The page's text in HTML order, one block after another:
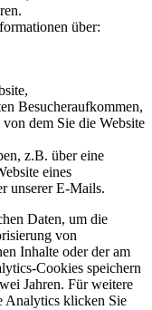
über:
Besucheraufkommen,
dem Sie die Website
z.B. über eine
eines
unserer E-Mails.
Daten, um die
von
Inhalte oder der am
Cookies speichern
Jahren. Für weitere
Analytics klicken Sie